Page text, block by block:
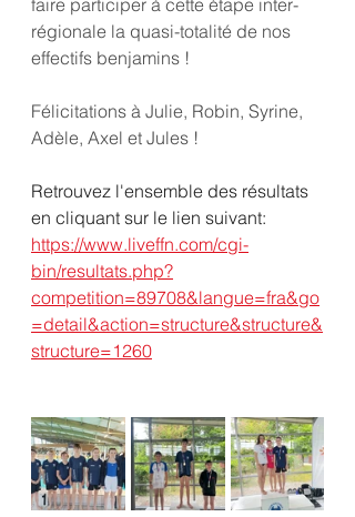
faire participer à cette étape inter-
régionale la quasi-totalité de nos
effectifs benjamins !
Félicitations à Julie, Robin, Syrine,
Adèle, Axel et Jules !
Retrouvez l'ensemble des résultats
en cliquant sur le lien suivant:
https://www.liveffn.com/cgi-
bin/resultats.php?
competition=89708&langue=fra&go
=detail&action=structure&structure&
structure=1260